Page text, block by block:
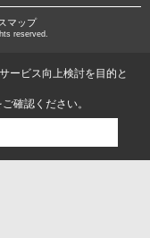
マップ
reserved.
ービス向上検討を目的と
ご確認ください。